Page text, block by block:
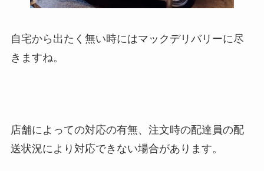
自宅から出たく無い時にはマックデリバリーに尽
きますね。
店舗によっての対応の有無、注文時の配達員の配
送状況により対応できない場合があります。